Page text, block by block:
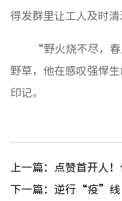
得发群里让工人及时清
“野火烧不尽，
野草，他在感叹强悍
印记。
下一篇：逆行“疫”线